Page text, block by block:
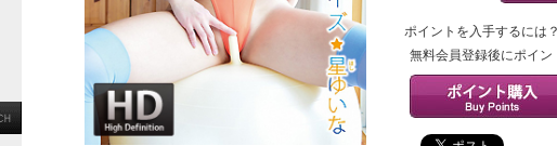
ポイントを入手するには
無料会員登録後にポイ